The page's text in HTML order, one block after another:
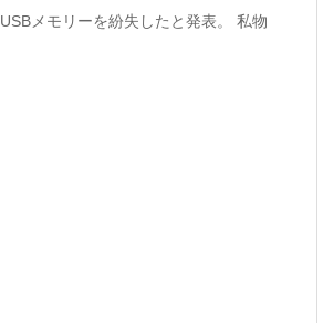
メモリーを紛失したと発表。 私物